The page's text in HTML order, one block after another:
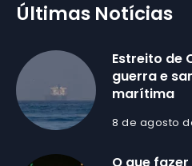
Últimas Notícias
Estreito de
guerra e
marítima
8 de agosto